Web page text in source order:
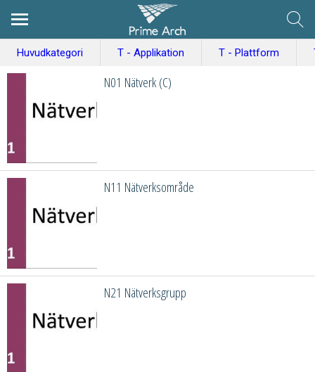
Huvudkategori T - Applikation T - Plattform
N01 Nätverk (C)
N11 Nätverksområde
N21 Nätverksgrupp